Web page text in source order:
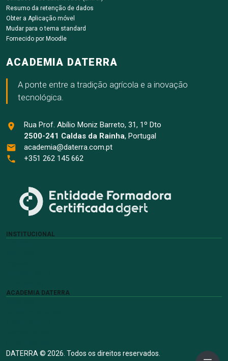
Resumo da retenção de dados
Obter a Aplicação móvel
Mudar para o tema standard
Fornecido por Moodle
ACADEMIA DATERRA
A ponte entre a tradição agrícola e a inovação
tecnológica.
Rua Prof. Abílio Moniz Barreto, 31, 1º Dto
2500-241 Caldas da Rainha, Portugal
academia@daterra.com.pt
+351 262 145 662
INSTITUCIONAL
ACADEMIA DATERRA
DATERRA © 2026. Todos os direitos reservados.